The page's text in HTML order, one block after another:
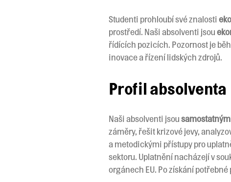
Studenti prohloubí své znalosti
prostředí. Naši absolventi jsou
řídících pozicích. Pozornost je
inovace a řízení lidských zdrojů.
Profil absolventa
Naši absolventi jsou
záměry, řešit krizové jevy,
a metodickými přístupy pro
sektoru. Uplatnění nacházejí v
orgánech EU. Po získání